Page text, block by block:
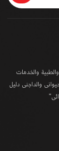
والخدمات
والداجنى دليل